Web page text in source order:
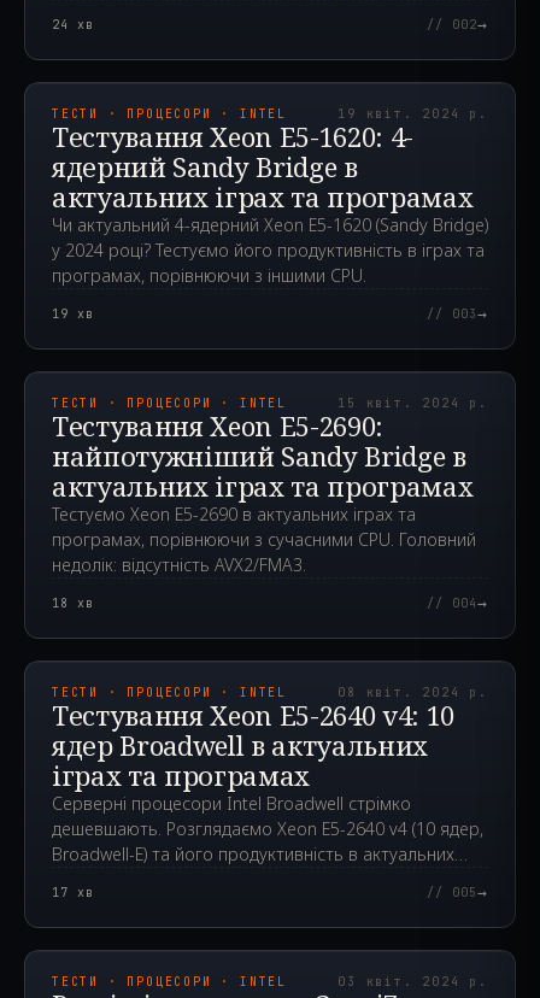
24 хв // 002→
2024.04.19T06:31:28.000Z
ТЕСТИ · ПРОЦЕСОРИ · INTEL 19 квіт. 2024 р.
Тестування Xeon E5-1620: 4-
ядерний Sandy Bridge в
актуальних іграх та програмах
Чи актуальний 4-ядерний Xeon E5-1620 (Sandy Bridge)
у 2024 році? Тестуємо його продуктивність в іграх та
програмах, порівнюючи з іншими CPU.
19 хв // 003→
2024.04.15T07:33:39.000Z
ТЕСТИ · ПРОЦЕСОРИ · INTEL 15 квіт. 2024 р.
Тестування Xeon E5-2690:
найпотужніший Sandy Bridge в
актуальних іграх та програмах
Тестуємо Xeon E5-2690 в актуальних іграх та
програмах, порівнюючи з сучасними CPU. Головний
недолік: відсутність AVX2/FMA3.
18 хв // 004→
2024.04.08T13:59:33.000Z
ТЕСТИ · ПРОЦЕСОРИ · INTEL 08 квіт. 2024 р.
Тестування Xeon E5-2640 v4: 10
ядер Broadwell в актуальних
іграх та програмах
Серверні процесори Intel Broadwell стрімко
дешевшають. Розглядаємо Xeon E5-2640 v4 (10 ядер,
Broadwell-E) та його продуктивність в актуальних
17 хв // 005→
2024.04.03T08:01:56.000Z
ТЕСТИ · ПРОЦЕСОРИ · INTEL 03 квіт. 2024 р.